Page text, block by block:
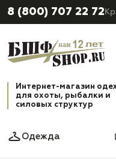
8 (800) 707 22 72
Интернет-магазин
для охоты, рыбалки и
силовых структур
Одежда